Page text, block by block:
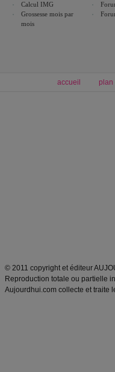
Calcul IMG
Grossesse mois par
mois
accueil plan
© 2011 copyright et éditeur
Reproduction totale ou partielle
Aujourdhui.com collecte et traite